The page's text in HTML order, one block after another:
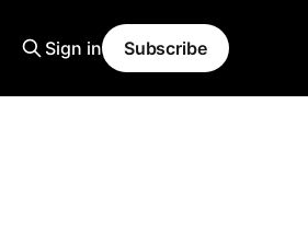
Sign in Subscribe